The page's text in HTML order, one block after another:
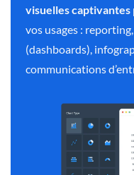
visuelles captivantes
vos usages :
(dashboards),
communications